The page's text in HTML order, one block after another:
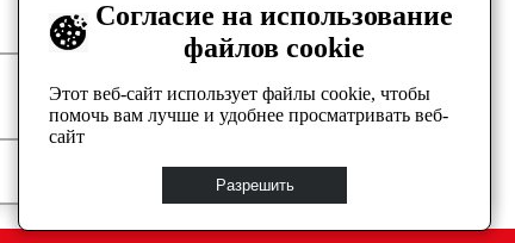
0 ₽ Нет в наличии
0 ₽ Нет в наличии
Нет в наличии
Согласие на использование
файлов cookie
Этот веб-сайт использует файлы cookie, чтобы
помочь вам лучше и удобнее просматривать веб-
сайт
Разрешить